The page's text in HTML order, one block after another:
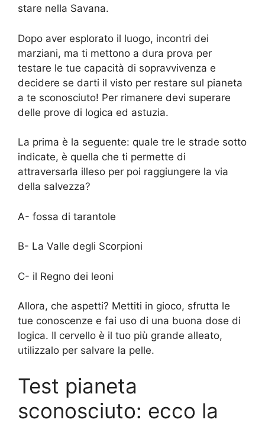
stare nella Savana.
Dopo aver esplorato il luogo, incontri dei
marziani, ma ti mettono a dura prova per
testare le tue capacità di sopravvivenza e
decidere se darti il visto per restare sul pianeta
a te sconosciuto! Per rimanere devi superare
delle prove di logica ed astuzia.
La prima è la seguente: quale tre le strade sotto
indicate, è quella che ti permette di
attraversarla illeso per poi raggiungere la via
della salvezza?
A- fossa di tarantole
B- La Valle degli Scorpioni
C- il Regno dei leoni
Allora, che aspetti? Mettiti in gioco, sfrutta le
tue conoscenze e fai uso di una buona dose di
logica. Il cervello è il tuo più grande alleato,
utilizzalo per salvare la pelle.
Test pianeta
sconosciuto: ecco la